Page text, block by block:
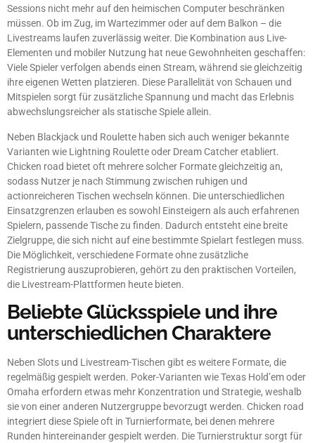
Sessions nicht mehr auf den heimischen Computer beschränken
müssen. Ob im Zug, im Wartezimmer oder auf dem Balkon – die
Livestreams laufen zuverlässig weiter. Die Kombination aus Live-
Elementen und mobiler Nutzung hat neue Gewohnheiten geschaffen:
Viele Spieler verfolgen abends einen Stream, während sie gleichzeitig
ihre eigenen Wetten platzieren. Diese Parallelität von Schauen und
Mitspielen sorgt für zusätzliche Spannung und macht das Erlebnis
abwechslungsreicher als statische Spiele allein.
Neben Blackjack und Roulette haben sich auch weniger bekannte
Varianten wie Lightning Roulette oder Dream Catcher etabliert.
Chicken road bietet oft mehrere solcher Formate gleichzeitig an,
sodass Nutzer je nach Stimmung zwischen ruhigen und
actionreicheren Tischen wechseln können. Die unterschiedlichen
Einsatzgrenzen erlauben es sowohl Einsteigern als auch erfahrenen
Spielern, passende Tische zu finden. Dadurch entsteht eine breite
Zielgruppe, die sich nicht auf eine bestimmte Spielart festlegen muss.
Die Möglichkeit, verschiedene Formate ohne zusätzliche
Registrierung auszuprobieren, gehört zu den praktischen Vorteilen,
die Livestream-Plattformen heute bieten.
Beliebte Glücksspiele und ihre
unterschiedlichen Charaktere
Neben Slots und Livestream-Tischen gibt es weitere Formate, die
regelmäßig gespielt werden. Poker-Varianten wie Texas Hold’em oder
Omaha erfordern etwas mehr Konzentration und Strategie, weshalb
sie von einer anderen Nutzergruppe bevorzugt werden. Chicken road
integriert diese Spiele oft in Turnierformate, bei denen mehrere
Runden hintereinander gespielt werden. Die Turnierstruktur sorgt für